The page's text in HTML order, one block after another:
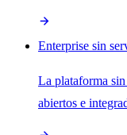
Enterprise sin
La plataforma sin
abiertos e